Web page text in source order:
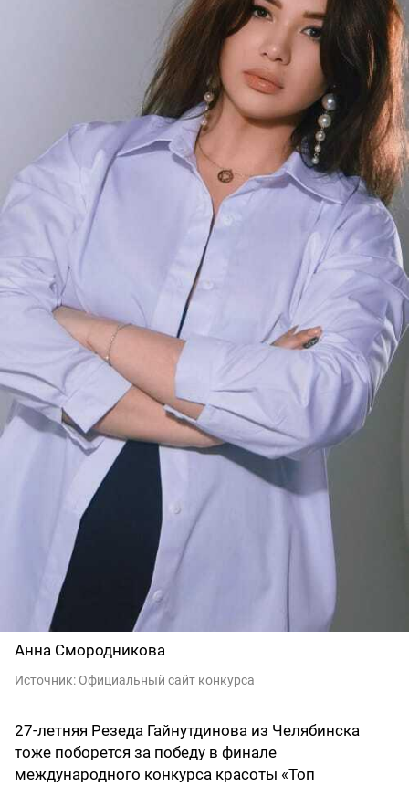
Анна Смородникова
Источник: Официальный сайт конкурса
27-летняя Резеда Гайнутдинова из Челябинска
тоже поборется за победу в финале
международного конкурса красоты «Топ